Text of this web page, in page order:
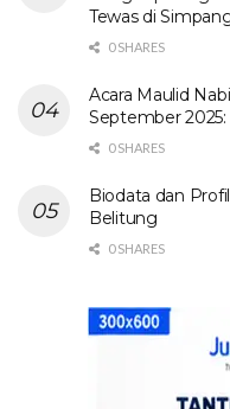
Tewas di
0 SHARES
Acara Maulid
September 2025:
0 SHARES
Biodata dan
Belitung
0 SHARES